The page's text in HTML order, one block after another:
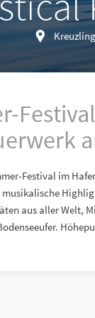
Festival im
aus aller Welt,